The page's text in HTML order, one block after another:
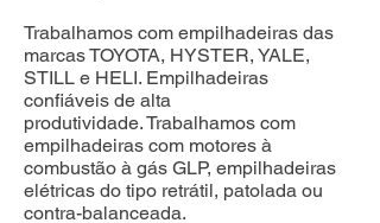
Trabalhamos com empilhadeiras das
marcas TOYOTA, HYSTER, YALE,
STILL e HELI. Empilhadeiras
confiáveis de alta
produtividade.Trabalhamos com
empilhadeiras com motores à
combustão à gás GLP, empilhadeiras
elétricas do tipo retrátil, patolada ou
contra-balanceada.